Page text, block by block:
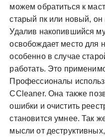
можем обратиться к
старый пк или новый, он
Удалив накопившийся
освобождает место для
особенно в случае
работать. Это
Профессионалы
CCleaner. Она также
ошибки и очистить
становится умнее. Так
мысли от